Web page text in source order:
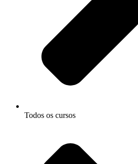
Todos os cursos